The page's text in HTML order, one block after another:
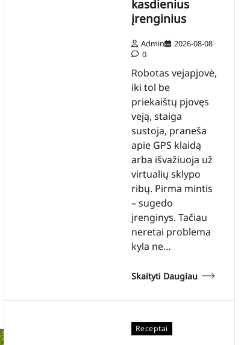
kasdienius
įrenginius
Admin
2026-08-08
0
Robotas vejapjovė,
iki tol be
priekaištų pjovęs
veją, staiga
sustoja, praneša
apie GPS klaidą
arba išvažiuoja už
virtualių sklypo
ribų. Pirma mintis
– sugedo
įrenginys. Tačiau
neretai problema
kyla ne…
Skaityti Daugiau
Receptai